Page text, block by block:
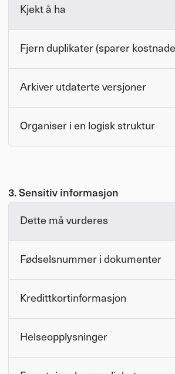
Kjekt å ha
Fjern duplikater (sparer
Arkiver utdaterte versjoner
Organiser i en logisk struktur
3. Sensitiv informasjon
Dette må vurderes
Fødselsnummer i dokumenter
Kredittkortinformasjon
Helseopplysninger